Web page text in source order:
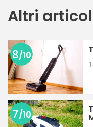
Altri
8/10
7/10